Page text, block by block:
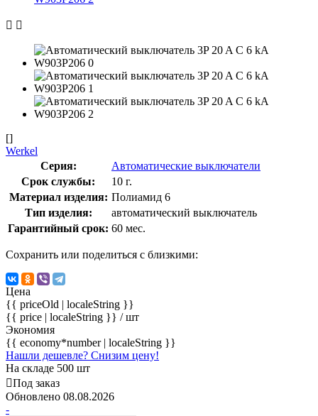
[]
Werkel
Серия:
Автоматические выключатели
Срок службы:
10 г.
Материал изделия: Полиамид 6
Тип изделия:
автоматический выключатель
Гарантийный срок: 60 мес.
Сохранить или поделиться с близкими:
Цена
{{ priceOld | localeString }}
{{ price | localeString }} / шт
Экономия
{{ economy*number | localeString }}
Нашли дешевле? Снизим цену!
На складе 500 шт
Под заказ
Обновлено 08.08.2026
-